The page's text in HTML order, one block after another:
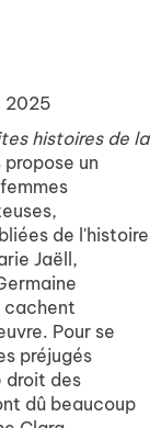
2025
histoires de la
propose un
de l'histoire
Jaëll,
cachent
Pour se
préjugés
droit des
dû beaucoup